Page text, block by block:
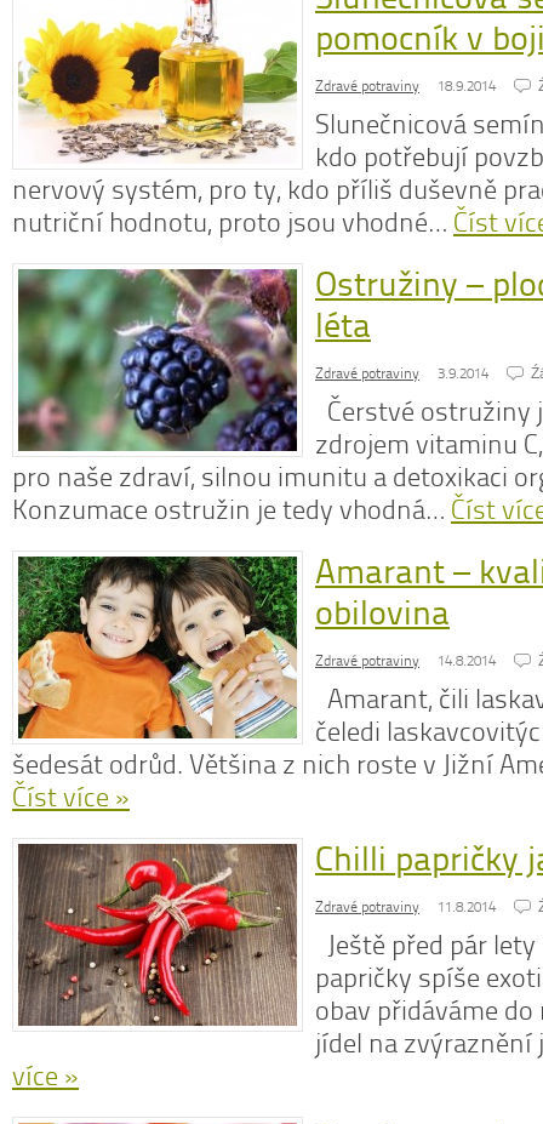
pomocník v
Zdravé potraviny 18.9.2014
Slunečnicová
kdo potřebují
nervový systém, pro ty, kdo příliš duševně
nutriční hodnotu, proto jsou vhodné… Číst
Ostružiny –
léta
Zdravé potraviny 3.9.2014
Čerstvé ostružiny
zdrojem vitaminu
pro naše zdraví, silnou imunitu a detoxikaci
Konzumace ostružin je tedy vhodná… Číst
Amarant –
obilovina
Zdravé potraviny 14.8.2014
Amarant, čili
čeledi
šedesát odrůd. Většina z nich roste v Jižní
Číst více »
Chilli papričky
Zdravé potraviny 11.8.2014
Ještě před pár
papričky spíše
obav přidáváme
jídel na
více »